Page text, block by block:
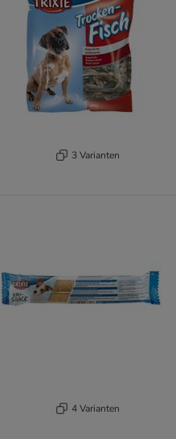
3 Varianten
4 Varianten